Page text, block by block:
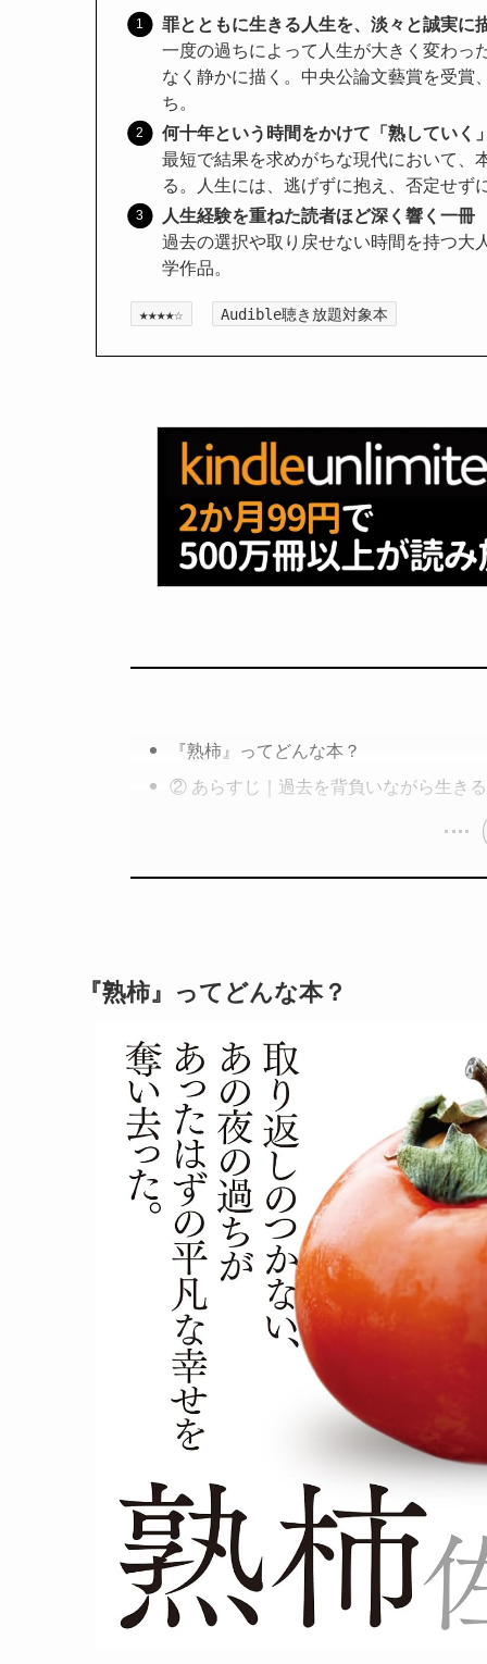
罪とともに生きる人生を、淡々と誠実に
一度の過ちによって人生が大きく変わっ
なく静かに描く。中央公論文藝賞を受賞
ち。
何十年という時間をかけて「熟していく
最短で結果を求めがちな現代において、
る。人生には、逃げずに抱え、否定せず
人生経験を重ねた読者ほど深く響く一冊
過去の選択や取り戻せない時間を持つ大
学作品。
★★★★☆ Audible聴き放題対象本
『熟柿』ってどんな本？
② あらすじ｜過去を背負いながら生き
『熟柿』ってどんな本？